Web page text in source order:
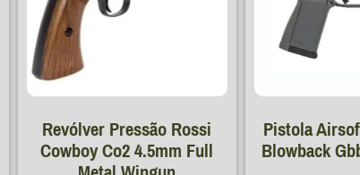
Revólver Pressão Rossi
Cowboy Co2 4.5mm Full
Pistola
Blowback